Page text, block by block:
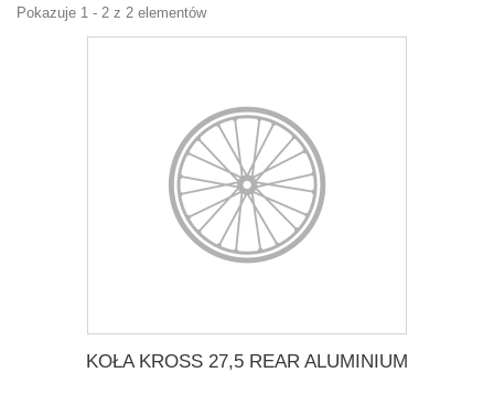
Pokazuje 1 - 2 z 2 elementów
KOŁA KROSS 27,5 REAR ALUMINIUM